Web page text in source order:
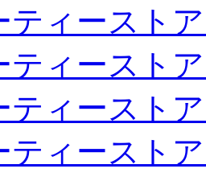
ティースト
ティースト
ティースト
ティースト